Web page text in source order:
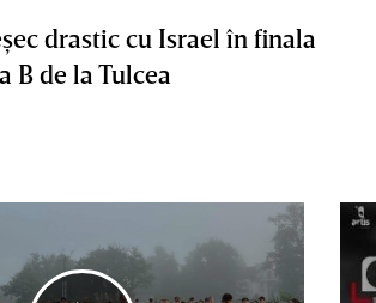
drastic cu Israel în finala
B de la Tulcea